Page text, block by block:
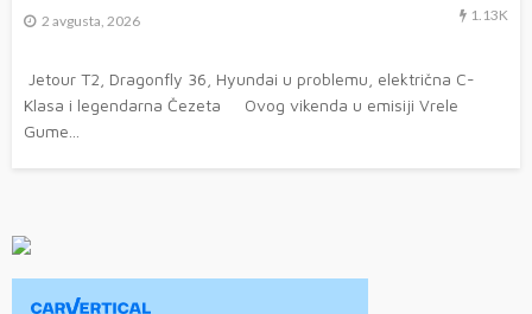
2 avgusta, 2026 1.13K
Jetour T2, Dragonfly 36, Hyundai u problemu, električna C-
Klasa i legendarna Čezeta Ovog vikenda u emisiji Vrele
Gume...